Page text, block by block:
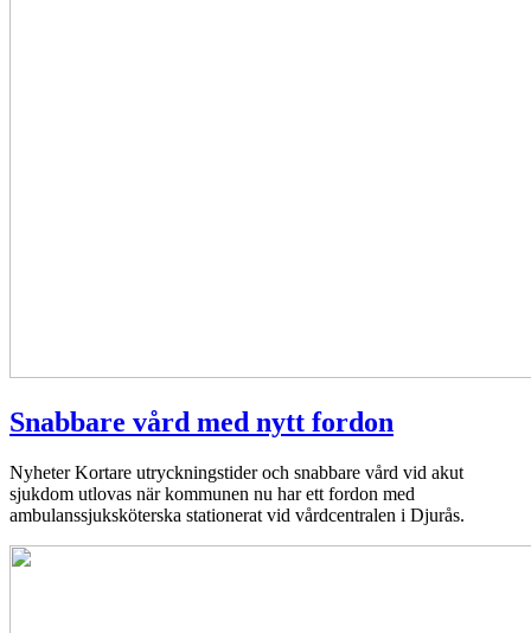
Snabbare vård med nytt fordon
Nyheter Kortare utryckningstider och snabbare vård vid akut
sjukdom utlovas när kommunen nu har ett fordon med
ambulanssjuksköterska stationerat vid vårdcentralen i Djurås.